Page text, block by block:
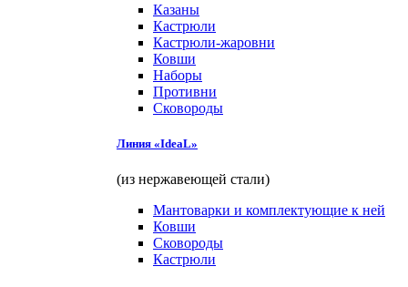
Казаны
Кастрюли
Кастрюли-жаровни
Ковши
Наборы
Противни
Сковороды
Линия «IdeaL»
(из нержавеющей стали)
Мантоварки и комплектующие к ней
Ковши
Сковороды
Кастрюли